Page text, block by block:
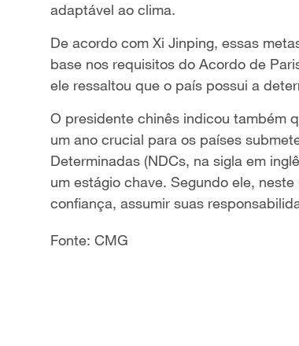
adaptável ao clima.
De acordo com Xi Jinping, essas
base nos requisitos do Acordo de
ele ressaltou que o país possui a
O presidente chinês indicou também
um ano crucial para os países
Determinadas (NDCs, na sigla em
um estágio chave. Segundo ele,
confiança, assumir suas
Fonte: CMG